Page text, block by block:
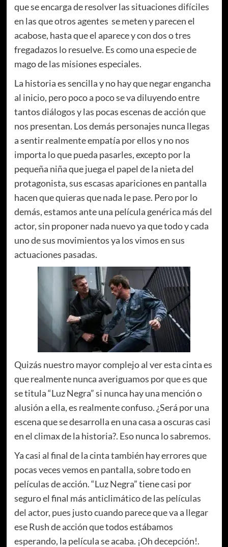
que se encarga de resolver las situaciones difíciles
en las que otros agentes se meten y parecen el
acabose, hasta que el aparece y con dos o tres
fregadazos lo resuelve. Es como una especie de
mago de las misiones especiales.
La historia es sencilla y no hay que negar engancha
al inicio, pero poco a poco se va diluyendo entre
tantos diálogos y las pocas escenas de acción que
nos presentan. Los demás personajes nunca llegas
a sentir realmente empatía por ellos y no nos
importa lo que pueda pasarles, excepto por la
pequeña niña que juega el papel de la nieta del
protagonista, sus escasas apariciones en pantalla
hacen que quieras que nada le pase. Pero por lo
demás, estamos ante una película genérica más del
actor, sin proponer nada nuevo ya que todo y cada
uno de sus movimientos ya los vimos en sus
actuaciones pasadas.
Quizás nuestro mayor complejo al ver esta cinta es
que realmente nunca averiguamos por que es que
se titula “Luz Negra” si nunca hay una mención o
alusión a ella, es realmente confuso. ¿Será por una
escena que se desarrolla en una casa a oscuras casi
en el climax de la historia?. Eso nunca lo sabremos.
Ya casi al final de la cinta también hay errores que
pocas veces vemos en pantalla, sobre todo en
películas de acción. “Luz Negra” tiene casi por
seguro el final más anticlimático de las películas
del actor, pues justo cuando parece que va a llegar
ese Rush de acción que todos estábamos
esperando, la película se acaba. ¡Oh decepción!.